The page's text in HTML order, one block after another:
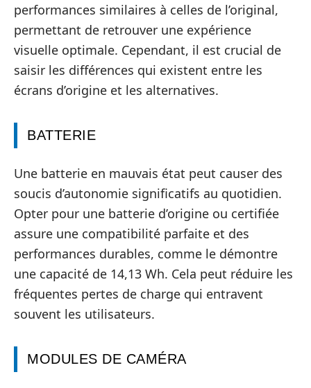
performances similaires à celles de l’original,
permettant de retrouver une expérience
visuelle optimale. Cependant, il est crucial de
saisir les différences qui existent entre les
écrans d’origine et les alternatives.
BATTERIE
Une batterie en mauvais état peut causer des
soucis d’autonomie significatifs au quotidien.
Opter pour une batterie d’origine ou certifiée
assure une compatibilité parfaite et des
performances durables, comme le démontre
une capacité de 14,13 Wh. Cela peut réduire les
fréquentes pertes de charge qui entravent
souvent les utilisateurs.
MODULES DE CAMÉRA